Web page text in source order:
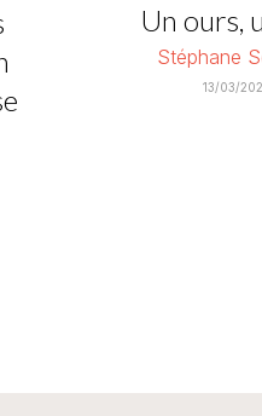
Un ours,
Stéphane
13/03/